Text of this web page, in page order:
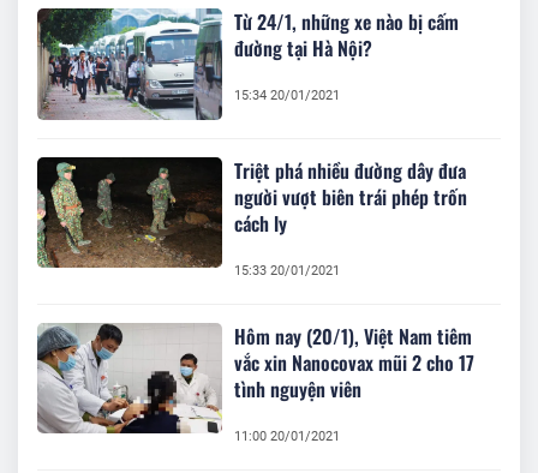
Từ 24/1, những xe nào bị cấm
đường tại Hà Nội?
15:34 20/01/2021
Triệt phá nhiều đường dây đưa
người vượt biên trái phép trốn
cách ly
15:33 20/01/2021
Hôm nay (20/1), Việt Nam tiêm
vắc xin Nanocovax mũi 2 cho 17
tình nguyện viên
11:00 20/01/2021